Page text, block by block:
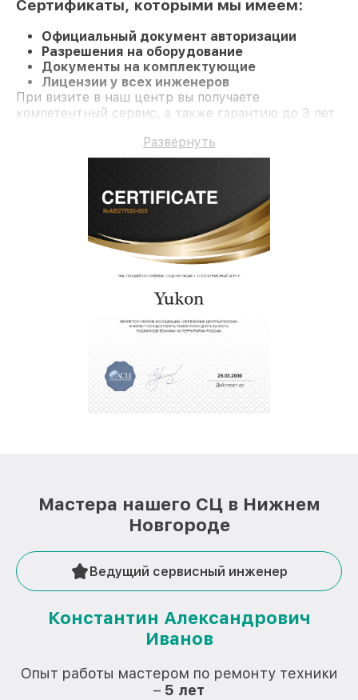
Сертификаты, которыми мы имеем:
Официальный документ авторизации
Разрешения на оборудование
Документы на комплектующие
Лицензии у всех инженеров
При визите в наш центр вы получаете
компетентный сервис, а также гарантию до 3 лет
Развернуть
Мастера нашего СЦ в Нижнем
Новгороде
Ведущий сервисный инженер
Константин Александрович
Иванов
Опыт работы мастером по ремонту техники
– 5 лет